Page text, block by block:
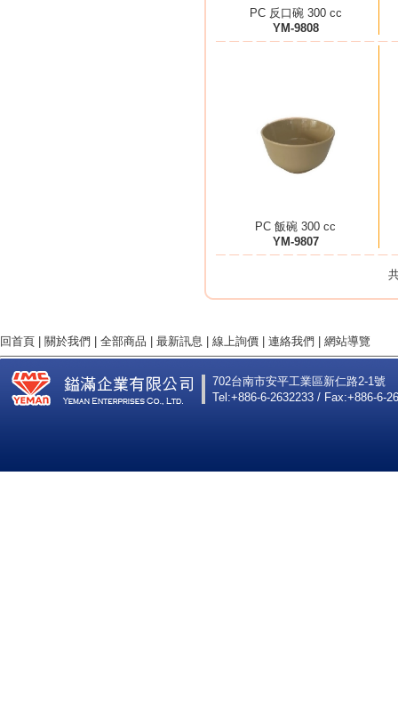
PC 反口碗 300 cc
YM-9808
PC 飯碗 300 cc
YM-9807
回首頁 關於我們 全部商品 最新訊息 線上詢價 連絡我們 網站導覽
702台南市安平工業區新仁路2-1號
Tel:+886-6-2632233 / Fax:+886-6-